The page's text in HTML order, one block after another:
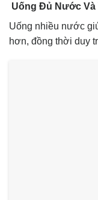
Uống Đủ Nước Và
Uống nhiều nước
hơn, đồng thời duy